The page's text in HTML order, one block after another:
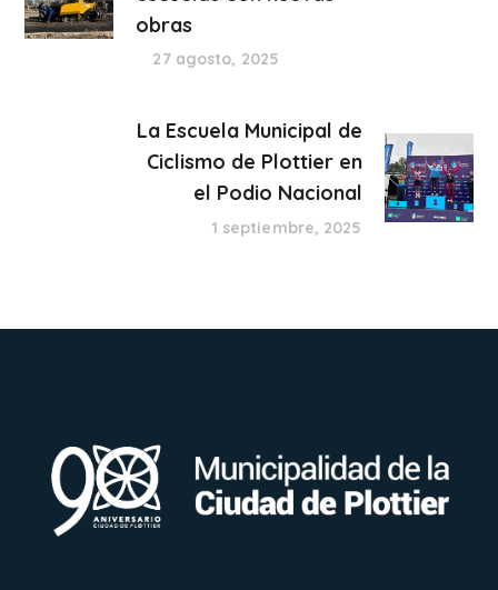
obras
27 agosto, 2025
La Escuela Municipal de
Ciclismo de Plottier en
el Podio Nacional
1 septiembre, 2025